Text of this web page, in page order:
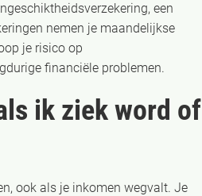
een
nemen je maandelijkse
je risico op
financiële problemen.
ik ziek word of
ook als je inkomen wegvalt. Je